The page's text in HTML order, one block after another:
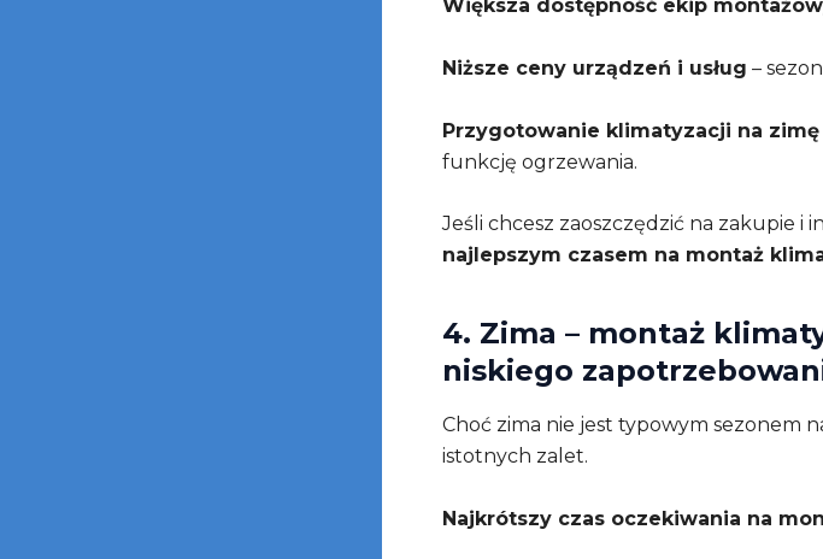
Większa dostępność ekip
Niższe ceny urządzeń i usług –
Przygotowanie klimatyzacji na zimę
funkcję ogrzewania.
Jeśli chcesz zaoszczędzić na zakupie i
najlepszym czasem na montaż
4. Zima – montaż
niskiego
Choć zima nie jest typowym sezonem
istotnych zalet.
Najkrótszy czas oczekiwania na